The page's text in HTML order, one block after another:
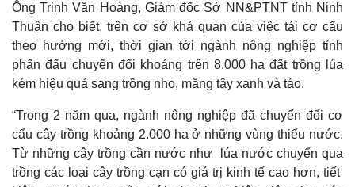
Ông Trịnh Văn Hoàng, Giám đốc Sở NN&PTNT tỉnh Ninh
Thuận cho biết, trên cơ sở khả quan của việc tái cơ cấu
theo hướng mới, thời gian tới ngành nông nghiệp tỉnh
phấn đấu chuyển đổi khoảng trên 8.000 ha đất trồng lúa
kém hiệu quả sang trồng nho, măng tây xanh và táo.
“Trong 2 năm qua, ngành nông nghiệp đã chuyển đổi cơ
cấu cây trồng khoảng 2.000 ha ở những vùng thiếu nước.
Từ những cây trồng cần nước như lúa nước chuyển qua
trồng các loại cây trồng cạn có giá trị kinh tế cao hơn, tiết